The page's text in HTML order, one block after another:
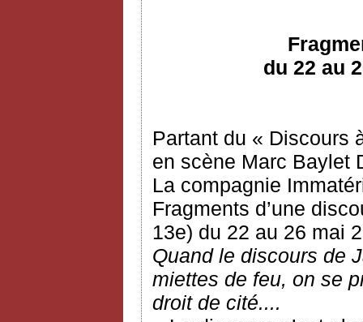
du 22 au
Partant du « Discours
en scène Marc Baylet
La compagnie
Fragments d’une
13e) du 22 au 26 mai
Quand le discours de
miettes de feu, on se
droit de cité....